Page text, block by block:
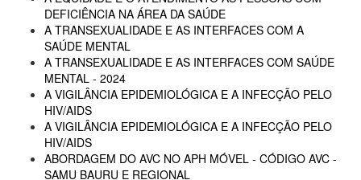
DEFICIÊNCIA NA ÁREA DA SAÚDE
A TRANSEXUALIDADE E AS INTERFACES COM A
SAÚDE MENTAL
A TRANSEXUALIDADE E AS INTERFACES COM SAÚDE
MENTAL - 2024
A VIGILÂNCIA EPIDEMIOLÓGICA E A INFECÇÃO PELO
HIV/AIDS
A VIGILÂNCIA EPIDEMIOLÓGICA E A INFECÇÃO PELO
HIV/AIDS
ABORDAGEM DO AVC NO APH MÓVEL - CÓDIGO AVC -
SAMU BAURU E REGIONAL